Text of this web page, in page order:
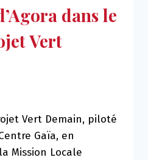
dans le
Vert
Vert Demain, piloté
Gaïa, en
Mission Locale